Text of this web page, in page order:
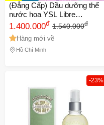
(Đẳng Cấp) Dầu dưỡng thể
nước hoa YSL Libre
Beautifying Hair & Body Oil
Đầy Đủ
1.400.000đ 1.540.000đ
Hàng mới về
Hồ Chí Minh
-23%